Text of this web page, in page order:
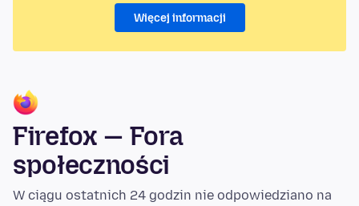
Więcej informacji
Firefox — Fora
społeczności
W ciągu ostatnich 24 godzin nie odpowiedziano na